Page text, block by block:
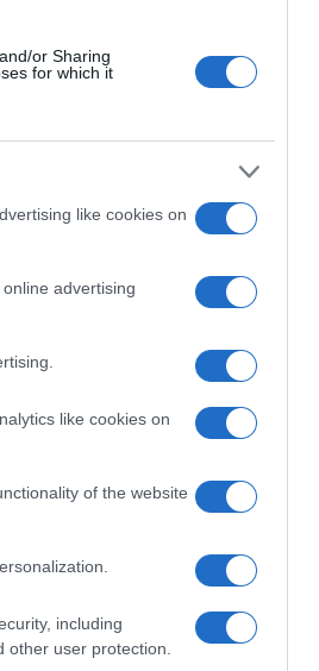
or Sharing
for which it
like cookies on
advertising
like cookies on
of the website
including
user protection.
pa joj je
16.02.17.
Evo